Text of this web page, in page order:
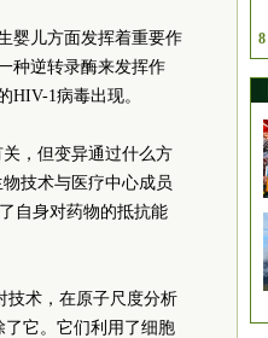
婴儿方面发挥着重要作
种逆转录酶来发挥作
HIV-1病毒出现。
，但变异通过什么方
技术与医疗中心成员
自身对药物的抵抗能
技术，在原子尺度分析
它。它们利用了细胞
8